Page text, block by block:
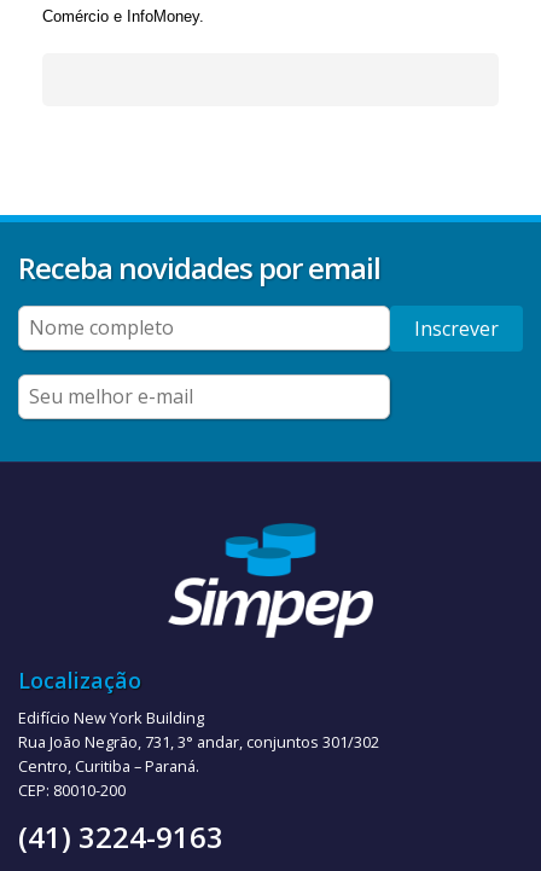
Comércio e InfoMoney.
Receba novidades por email
Inscrever
Localização
Edifício New York Building
Rua João Negrão, 731, 3° andar, conjuntos 301/302
Centro, Curitiba – Paraná.
CEP: 80010-200
(41) 3224-9163